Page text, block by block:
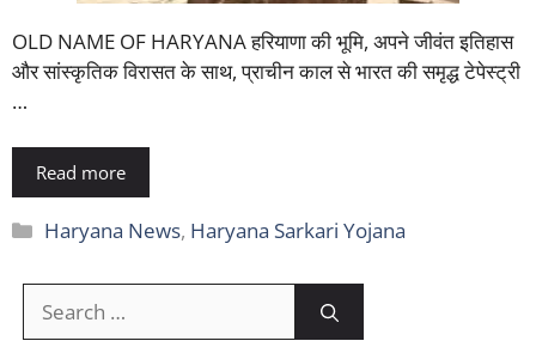
OLD NAME OF HARYANA हरियाणा की भूमि, अपने जीवंत इतिहास
और सांस्कृतिक विरासत के साथ, प्राचीन काल से भारत की समृद्ध टेपेस्ट्री
…
Read more
Categories
Haryana News, Haryana Sarkari Yojana
for: